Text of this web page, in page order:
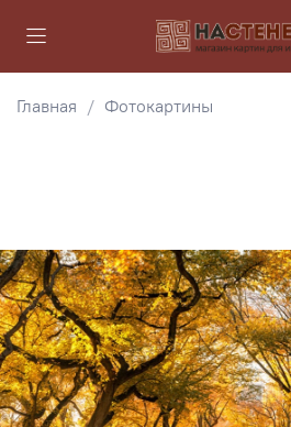
Главная Фотокартины